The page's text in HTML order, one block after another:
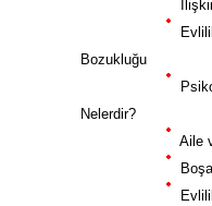
Bozukluğu
Nelerdir?
Aile